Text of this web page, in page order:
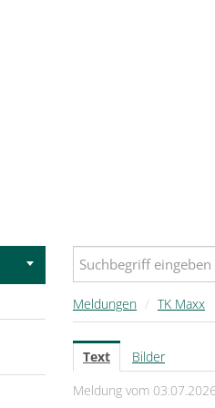
Meldungen / TK Maxx
Text
Bilder
Meldung vom